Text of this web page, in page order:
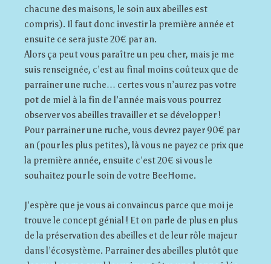
chacune des maisons, le soin aux abeilles est
compris). Il faut donc investir la première année et
ensuite ce sera juste 20€ par an.
Alors ça peut vous paraître un peu cher, mais je me
suis renseignée, c’est au final moins coûteux que de
parrainer une ruche… certes vous n’aurez pas votre
pot de miel à la fin de l’année mais vous pourrez
observer vos abeilles travailler et se développer !
Pour parrainer une ruche, vous devrez payer 90€ par
an (pour les plus petites), là vous ne payez ce prix que
la première année, ensuite c’est 20€ si vous le
souhaitez pour le soin de votre BeeHome.
J’espère que je vous ai convaincus parce que moi je
trouve le concept génial ! Et on parle de plus en plus
de la préservation des abeilles et de leur rôle majeur
dans l’écosystème. Parrainer des abeilles plutôt que